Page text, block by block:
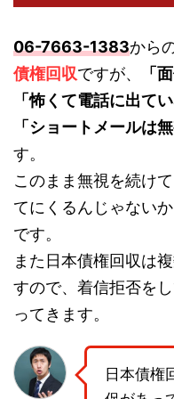
06-7663-1383から
債権回収ですが、
「
「怖くて電話に出て
「ショートメールは無
す。
このまま無視を続け
てにくるんじゃない
です。
また日本債権回収は
すので、着信拒否を
ってきます。
日本債権